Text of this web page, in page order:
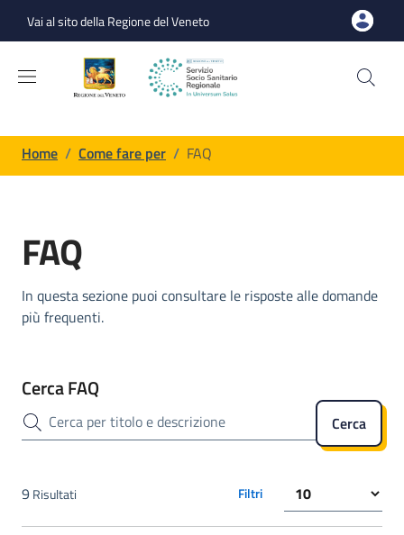
Vai al sito della Regione del Veneto
Briciole di pane
Home / Come fare per / FAQ
FAQ
In questa sezione puoi consultare le risposte alle domande
più frequenti.
Cerca FAQ
9Risultati Filtri Ordina per